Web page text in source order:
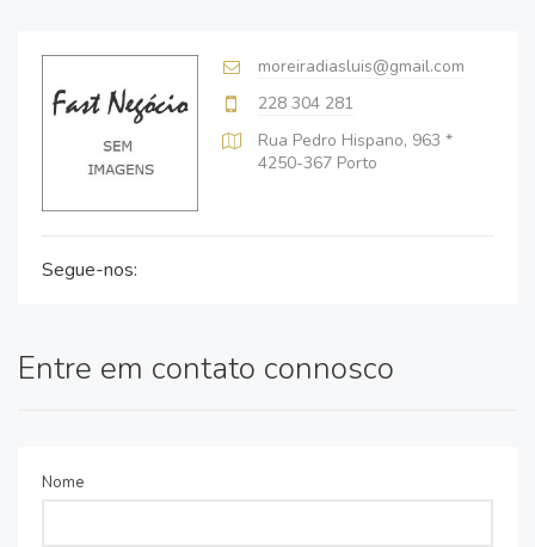
moreiradiasluis@gmail.com
228 304 281
Rua Pedro Hispano, 963 *
4250-367 Porto
Segue-nos:
Entre em contato connosco
Nome